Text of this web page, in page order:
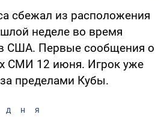
сбежал из расположения
неделе во время
США. Первые сообщения о
СМИ 12 июня. Игрок уже
пределами Кубы.